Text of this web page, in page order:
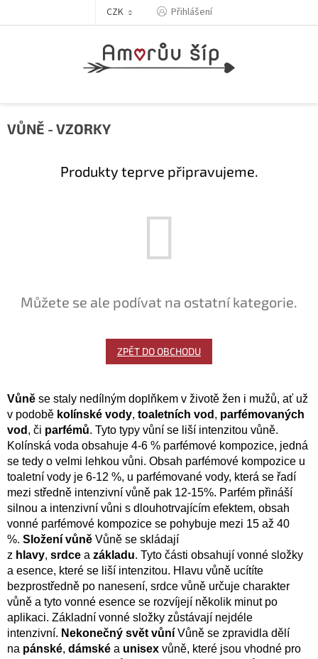
CZK Přihlášení
VŮNĚ - VZORKY
Produkty teprve připravujeme.
Můžete se ale podívat na ostatní kategorie.
ZPĚT DO OBCHODU
Vůně se staly nedílným doplňkem v životě žen i mužů, ať už
v podobě kolínské vody, toaletních vod , parfémovaných
vod , či parfémů. Tyto typy vůní se liší intenzitou vůně.
Kolínská voda obsahuje 4-6 % parfémové kompozice, jedná
se tedy o velmi lehkou vůni. Obsah parfémové kompozice u
toaletní vody je 6-12 %, u parfémované vody, která se řadí
mezi středně intenzivní vůně pak 12-15%. Parfém přináší
silnou a intenzivní vůni s dlouhotrvajícím efektem, obsah
vonné parfémové kompozice se pohybuje mezi 15 až 40
%. Složení vůně Vůně se skládají
z hlavy, srdce a základu. Tyto části obsahují vonné složky
a esence, které se liší intenzitou. Hlavu vůně ucítíte
bezprostředně po nanesení, srdce vůně určuje charakter
vůně a tyto vonné esence se rozvíjejí několik minut po
aplikaci. Základní vonné složky zůstávají nejdéle
intenzivní. Nekonečný svět vůní Vůně se zpravidla dělí
na pánské, dámské a unisex vůně, které jsou vhodné pro